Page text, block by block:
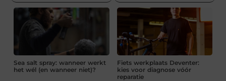
Sea salt spray: wanneer werkt
het wél (en wanneer niet)?
Fiets werkplaats Deventer:
kies voor diagnose vóór
reparatie